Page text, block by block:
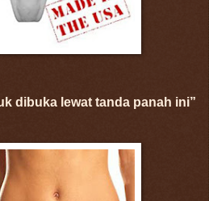
dibuka lewat tanda panah ini”